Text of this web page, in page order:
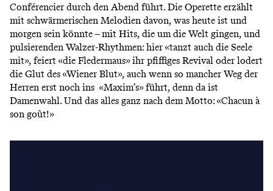
Conférencier durch den Abend führt. Die Operette erzählt
mit schwärmerischen Melodien davon, was heute ist und
morgen sein könnte – mit Hits, die um die Welt gingen, und
pulsierenden Walzer-Rhythmen: hier «tanzt auch die Seele
mit», feiert «die Fledermaus» ihr pfiffiges Revival oder lodert
die Glut des «Wiener Blut», auch wenn so mancher Weg der
Herren erst noch ins «Maxim’s» führt, denn da ist
Damenwahl. Und das alles ganz nach dem Motto: «Chacun à
son goût!»